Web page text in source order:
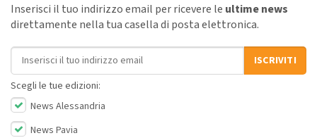
Inserisci il tuo indirizzo email per ricevere le ultime news
direttamente nella tua casella di posta elettronica.
Indirizzo email
ISCRIVITI
Scegli le tue edizioni:
News Alessandria
News Pavia